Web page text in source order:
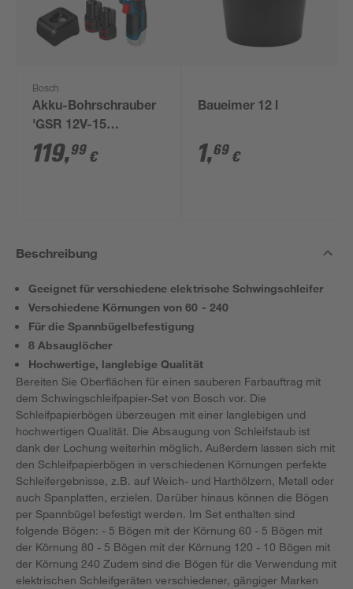
Bosch
Akku-Bohrschrauber
'GSR 12V-15
Professional' mit 2
Akkus, Tasche und
119,99 €
Baueimer 12 l
1,69 €
Beschreibung
Geeignet für verschiedene elektrische Schwingschleifer
Verschiedene Körnungen von 60 - 240
Für die Spannbügelbefestigung
8 Absauglöcher
Hochwertige, langlebige Qualität
Bereiten Sie Oberflächen für einen sauberen Farbauftrag mit
dem Schwingschleifpapier-Set von Bosch vor. Die
Schleifpapierbögen überzeugen mit einer langlebigen und
hochwertigen Qualität. Die Absaugung von Schleifstaub ist
dank der Lochung weiterhin möglich. Außerdem lassen sich mit
den Schleifpapierbögen in verschiedenen Körnungen perfekte
Schleifergebnisse, z.B. auf Weich- und Harthölzern, Metall oder
auch Spanplatten, erzielen. Darüber hinaus können die Bögen
per Spannbügel befestigt werden. Im Set enthalten sind
folgende Bögen: - 5 Bögen mit der Körnung 60 - 5 Bögen mit
der Körnung 80 - 5 Bögen mit der Körnung 120 - 10 Bögen mit
der Körnung 240 Zudem sind die Bögen für die Verwendung mit
elektrischen Schleifgeräten verschiedener, gängiger Marken